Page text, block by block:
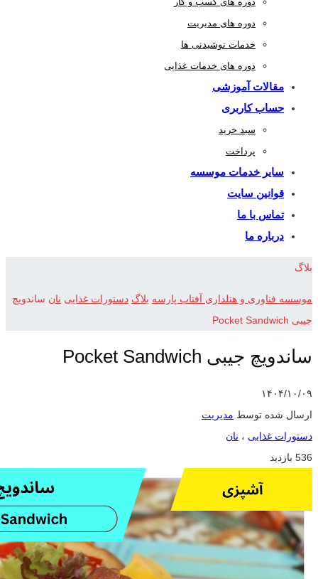
دوره های مدیریت
خدمات نوشیدنی ها
دوره های خدمات غذایی
مقالات آموزشی
حساب کاربری
سبد خرید
پرداخت
سایر خدمات موسسه
قوانین سایت
تماس با ما
درباره ما
بلاگ
موسسه فناوری و هتلداری آفتاب پارسه بلاگ دستورات غذایی نان ساندویچ
جیبی Pocket Sandwich
ساندویچ جیبی Pocket Sandwich
۱۴۰۴/۱۰/۰۹
ارسال شده توسط مدیریت
دستورات غذایی ، نان
536 بازدید